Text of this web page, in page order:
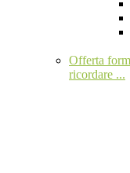
Offerta
ricordare ...